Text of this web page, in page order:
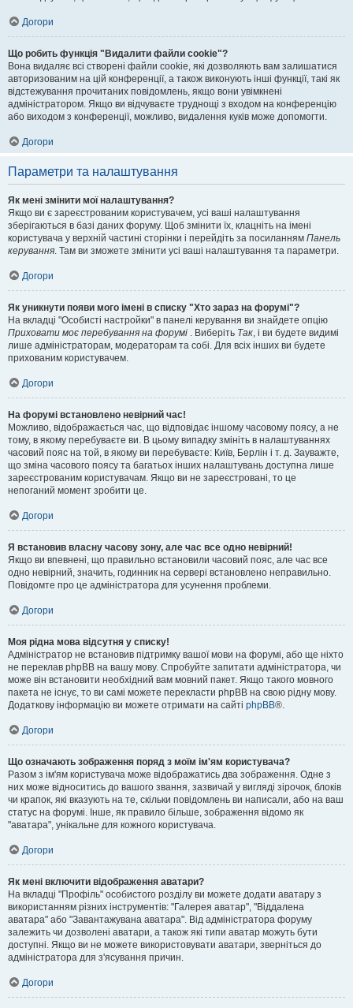
Догори
Що робить функція "Видалити файли cookie"?
Вона видаляє всі створені файли cookie, які дозволяють вам залишатися
авторизованим на цій конференції, а також виконують інші функції, такі як
відстежування прочитаних повідомлень, якщо вони увімкнені
адміністратором. Якщо ви відчуваєте труднощі з входом на конференцію
або виходом з конференції, можливо, видалення куків може допомогти.
Догори
Параметри та налаштування
Як мені змінити мої налаштування?
Якщо ви є зареєстрованим користувачем, усі ваші налаштування
зберігаються в базі даних форуму. Щоб змінити їх, клацніть на імені
користувача у верхній частині сторінки і перейдіть за посиланням Панель
керування. Там ви зможете змінити усі ваші налаштування та параметри.
Догори
Як уникнути появи мого імені в списку "Хто зараз на форумі"?
На вкладці "Особисті настройки" в панелі керування ви знайдете опцію
Приховати моє перебування на форумі . Виберіть Так, і ви будете видимі
лише адміністраторам, модераторам та собі. Для всіх інших ви будете
прихованим користувачем.
Догори
На форумі встановлено невірний час!
Можливо, відображається час, що відповідає іншому часовому поясу, а не
тому, в якому перебуваєте ви. В цьому випадку змініть в налаштуваннях
часовий пояс на той, в якому ви перебуваєте: Київ, Берлін і т. д. Зауважте,
що зміна часового поясу та багатьох інших налаштувань доступна лише
зареєстрованим користувачам. Якщо ви не зареєстровані, то це
непоганий момент зробити це.
Догори
Я встановив власну часову зону, але час все одно невірний!
Якщо ви впевнені, що правильно встановили часовий пояс, але час все
одно невірний, значить, годинник на сервері встановлено неправильно.
Повідомте про це адміністратора для усунення проблеми.
Догори
Моя рідна мова відсутня у списку!
Адміністратор не встановив підтримку вашої мови на форумі, або ще ніхто
не переклав phpBB на вашу мову. Спробуйте запитати адміністратора, чи
може він встановити необхідний вам мовний пакет. Якщо такого мовного
пакета не існує, то ви самі можете перекласти phpBB на свою рідну мову.
Додаткову інформацію ви можете отримати на сайті phpBB®.
Догори
Що означають зображення поряд з моїм ім'ям користувача?
Разом з ім'ям користувача може відображатись два зображення. Одне з
них може відноситись до вашого звання, зазвичай у вигляді зірочок, блоків
чи крапок, які вказують на те, скільки повідомлень ви написали, або на ваш
статус на форумі. Інше, як правило більше, зображення відомо як
"аватара", унікальне для кожного користувача.
Догори
Як мені включити відображення аватари?
На вкладці "Профіль" особистого розділу ви можете додати аватару з
використанням різних інструментів: "Галерея аватар", "Віддалена
аватара" або "Завантажувана аватара". Від адміністратора форуму
залежить чи дозволені аватари, а також які типи аватар можуть бути
доступні. Якщо ви не можете використовувати аватари, зверніться до
адміністратора для з'ясування причин.
Догори